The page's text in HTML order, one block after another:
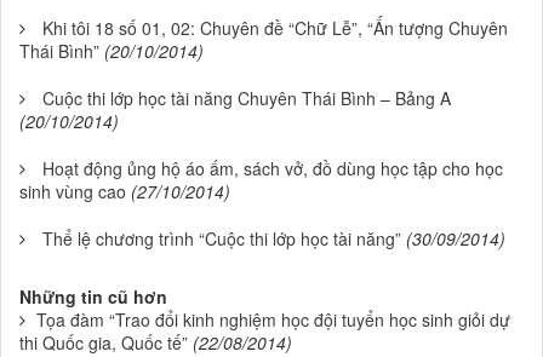
Khi tôi 18 số 01, 02: Chuyên đề “Chữ Lễ”, “Ấn tượng Chuyên
Thái Bình” (20/10/2014)
Cuộc thi lớp học tài năng Chuyên Thái Bình – Bảng A
(20/10/2014)
Hoạt động ủng hộ áo ấm, sách vở, đồ dùng học tập cho học
sinh vùng cao (27/10/2014)
Thể lệ chương trình “Cuộc thi lớp học tài năng” (30/09/2014)
Những tin cũ hơn
Tọa đàm “Trao đổi kinh nghiệm học đội tuyển học sinh giỏi dự
thi Quốc gia, Quốc tế” (22/08/2014)